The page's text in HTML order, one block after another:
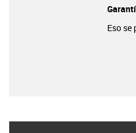
Eso se